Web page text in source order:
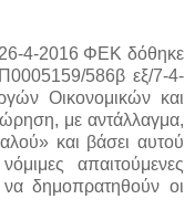
4-2016 ΦΕΚ δόθηκε
586β εξ/7-4-
Οικονομικών και
με αντάλλαγμα,
και βάσει αυτού
απαιτούμενες
να δημοπρατηθούν οι